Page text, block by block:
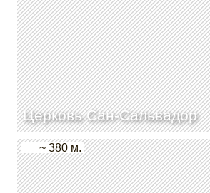
Церковь Сан-Сальвадор
~ 380 м.